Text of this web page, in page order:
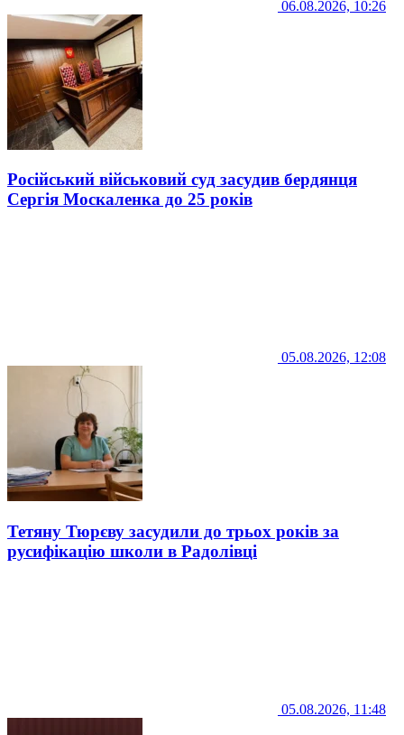
06.08.2026, 10:26
Російський військовий суд засудив бердянця
Сергія Москаленка до 25 років
05.08.2026, 12:08
Тетяну Тюрєву засудили до трьох років за
русифікацію школи в Радолівці
05.08.2026, 11:48